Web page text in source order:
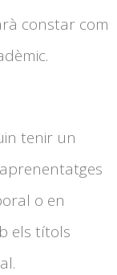
constar com
tenir un
o en
els títols